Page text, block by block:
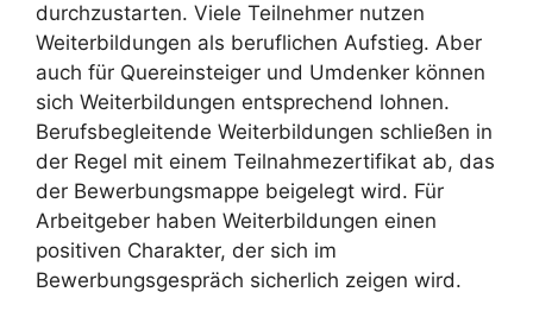
durchzustarten. Viele Teilnehmer nutzen
Weiterbildungen als beruflichen Aufstieg. Aber
auch für Quereinsteiger und Umdenker können
sich Weiterbildungen entsprechend lohnen.
Berufsbegleitende Weiterbildungen schließen in
der Regel mit einem Teilnahmezertifikat ab, das
der Bewerbungsmappe beigelegt wird. Für
Arbeitgeber haben Weiterbildungen einen
positiven Charakter, der sich im
Bewerbungsgespräch sicherlich zeigen wird.